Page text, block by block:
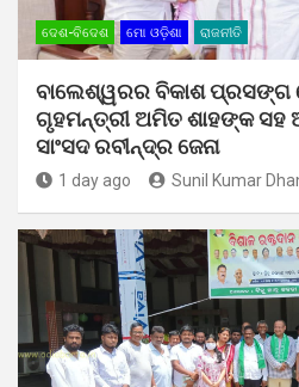
ଦେଶ-ବିଦେଶ ମୋ ଓଡ଼ିଶା ରାଜନୀତି
ବାଲେଶ୍ୱରର ବିକାଶ ପ୍ରସଙ୍ଗ
ଗୃହମନ୍ତ୍ରୀ ଅମିତ ଶାହଙ୍କ ସହ
ସାଂସଦ ରବୀନ୍ଦ୍ର ଜେନା
1 day ago Sunil Kumar